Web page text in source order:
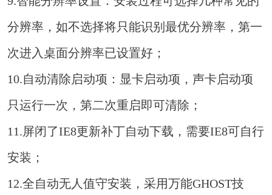
分辨率，如不选择将只能识别最优分辨率，第一
次进入桌面分辨率已设置好；
10.自动清除启动项：显卡启动项，声卡启动项
只运行一次，第二次重启即可清除；
11.屏闭了IE8更新补丁自动下载，需要IE8可自行
安装；
12.全自动无人值守安装，采用万能GHOST技